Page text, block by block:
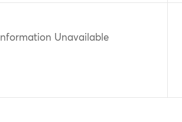
Information Unavailable